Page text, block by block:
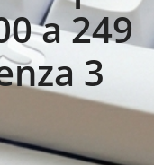
a 249
3